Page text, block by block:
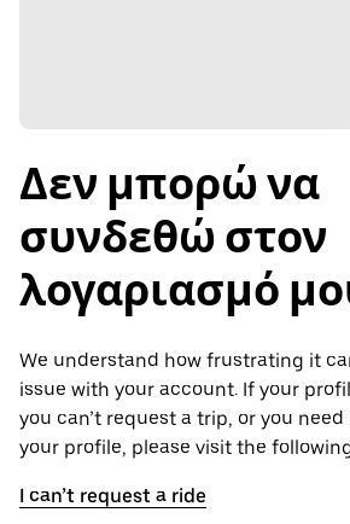
Δεν μπορώ να
συνδεθώ στον
λογαριασμό
We understand how frustrating it
issue with your account. If your
you can’t request a trip, or you
your profile, please visit the
I can’t request a ride